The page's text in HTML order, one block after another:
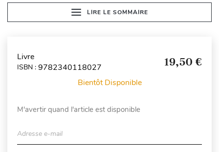
LIRE LE SOMMAIRE
Livre
ISBN : 9782340118027 19,50 €
Bientôt Disponible
M'avertir quand l'article est disponible
Adresse e-mail